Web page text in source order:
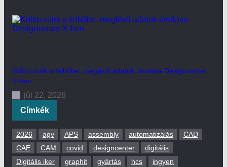
Költözzünk a felhőbe, meglévő adatok tárolása Designcenter
X-ben
júl 22, 2026
Címkék
2026 agv APS assembly automatizálás
CAD
CAE
CAM covid designcenter
digitális
Digitális iker
graphit gyártás hcs
ingyen